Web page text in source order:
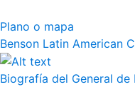
Plano o mapa
Benson Latin American
Biografía del General